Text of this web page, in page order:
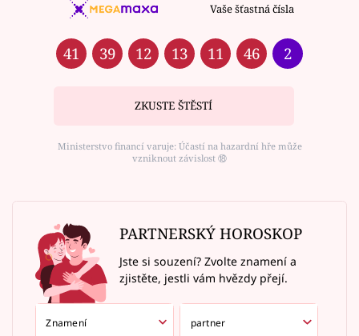
Vaše šťastná čísla
41 39 12 13 11 46 2
ZKUSTE ŠTĚSTÍ
Ministerstvo financí varuje: Účastí na hazardní hře může
vzniknout závislost ⑱
PARTNERSKÝ HOROSKOP
Jste si souzení? Zvolte znamení a
zjistěte, jestli vám hvězdy přejí.